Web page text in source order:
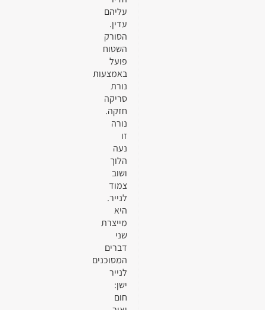
עליהם
עדין.
הסורק
השטוח
פועל
באמצעות
נורת
סריקה
חזקה.
נורה
זו
נעה
הלוך
ושוב
צמוד
לנייר.
היא
מייצרת
שני
דברים
המסוכנים
לנייר
ישן:
חום